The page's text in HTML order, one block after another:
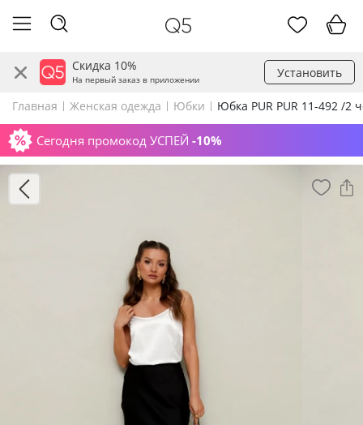
Скидка 10%
На первый заказ в приложении Установить
Главная Женская одежда Юбки Юбка PUR PUR 11-492 /2
Сегодня промокод УСПЕЙ -10%